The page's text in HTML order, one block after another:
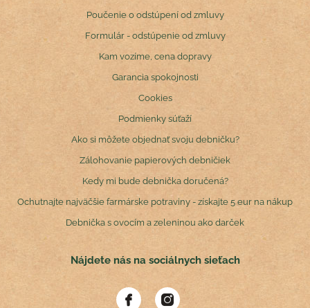
Poučenie o odstúpení od zmluvy
Formulár - odstúpenie od zmluvy
Kam vozíme, cena dopravy
Garancia spokojnosti
Cookies
Podmienky súťaží
Ako si môžete objednať svoju debničku?
Zálohovanie papierových debničiek
Kedy mi bude debnička doručená?
Ochutnajte najväčšie farmárske potraviny - získajte 5 eur na nákup
Debnička s ovocím a zeleninou ako darček
Nájdete nás na sociálnych sieťach